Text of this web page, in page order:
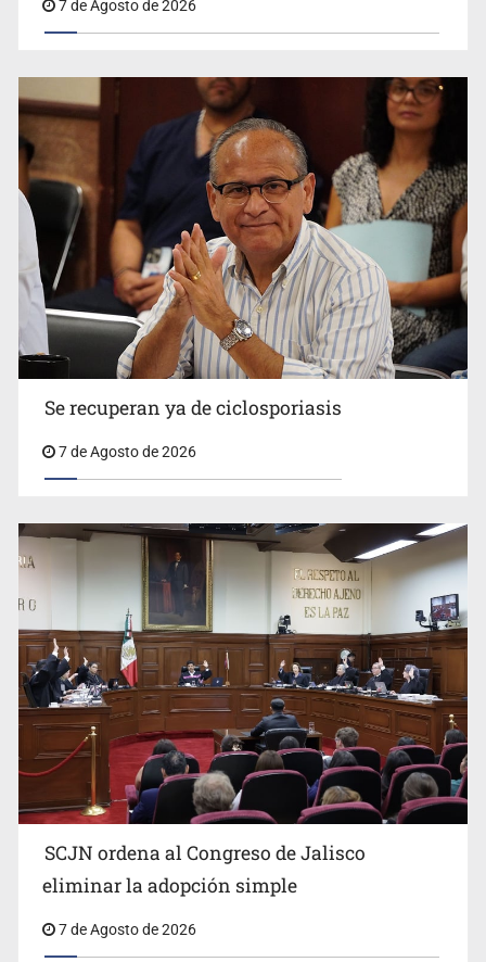
Vecinos acusan retiro de árboles; Ijalvi niega tala
UdeG convierte residuos de agave en biotextil
7 de Agosto de 2026
Se recuperan ya de ciclosporiasis
7 de Agosto de 2026
SCJN ordena al Congreso de Jalisco
eliminar la adopción simple
7 de Agosto de 2026